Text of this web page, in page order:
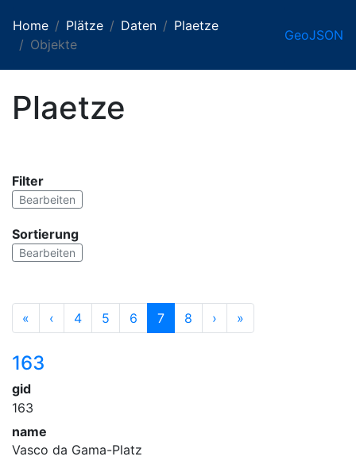
Home Plätze Daten
Plaetze
Objekte
GeoJSON
Plaetze
Filter
Bearbeiten
Sortierung
Bearbeiten
« ‹ 4 5 6 7 8 › »
163
gid
163
name
Vasco da Gama-Platz